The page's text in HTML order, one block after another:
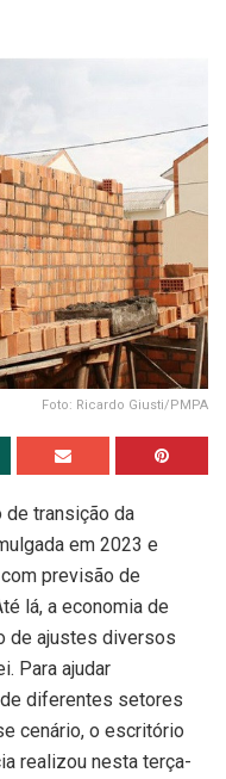
Foto: Ricardo Giusti/PMPA
de transição da
em 2023 e
previsão de
lá, a economia de
de ajustes diversos
Para ajudar
diferentes setores
cenário, o escritório
realizou nesta terça-